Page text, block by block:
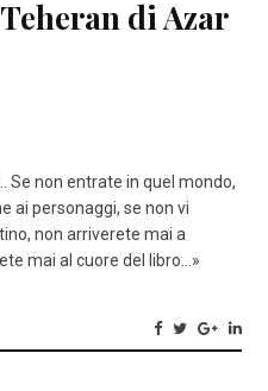
di Azar
Se non entrate in quel mondo,
ai personaggi, se non vi
non arriverete mai a
mai al cuore del libro…»